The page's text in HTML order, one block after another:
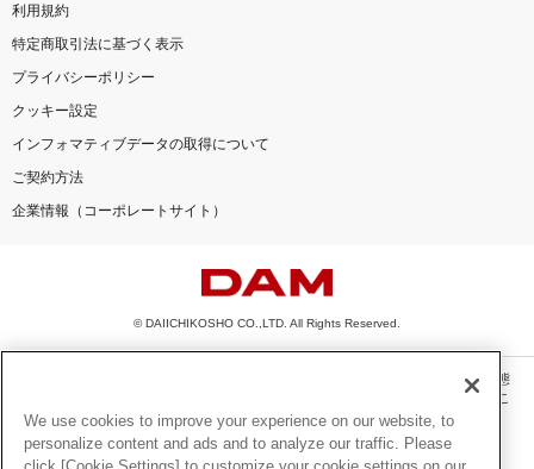
利用規約
特定商取引法に基づく表示
プライバシーポリシー
クッキー設定
インフォマティブデータの取得について
ご契約方法
企業情報（コーポレートサイト）
© DAIICHIKOSHO CO.,LTD. All Rights Reserved.
このサイトに掲載されている一切の文章・画像・写真・動画・音声等を、手段や形態
を問わず、著作権法の定める範囲を超えて無断で複製、転載、ファイル化などするこ
とを禁じます。
楽曲及びコンテンツは、機種によりご利用いただけない場合があります。
We use cookies to improve your experience on our website, to
personalize content and ads and to analyze our traffic. Please